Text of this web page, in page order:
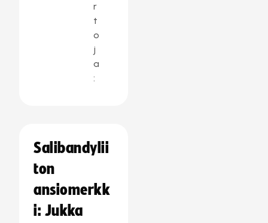
r
t
o
j
a
:
Salibandylii
ton
ansiomerkk
i: Jukka